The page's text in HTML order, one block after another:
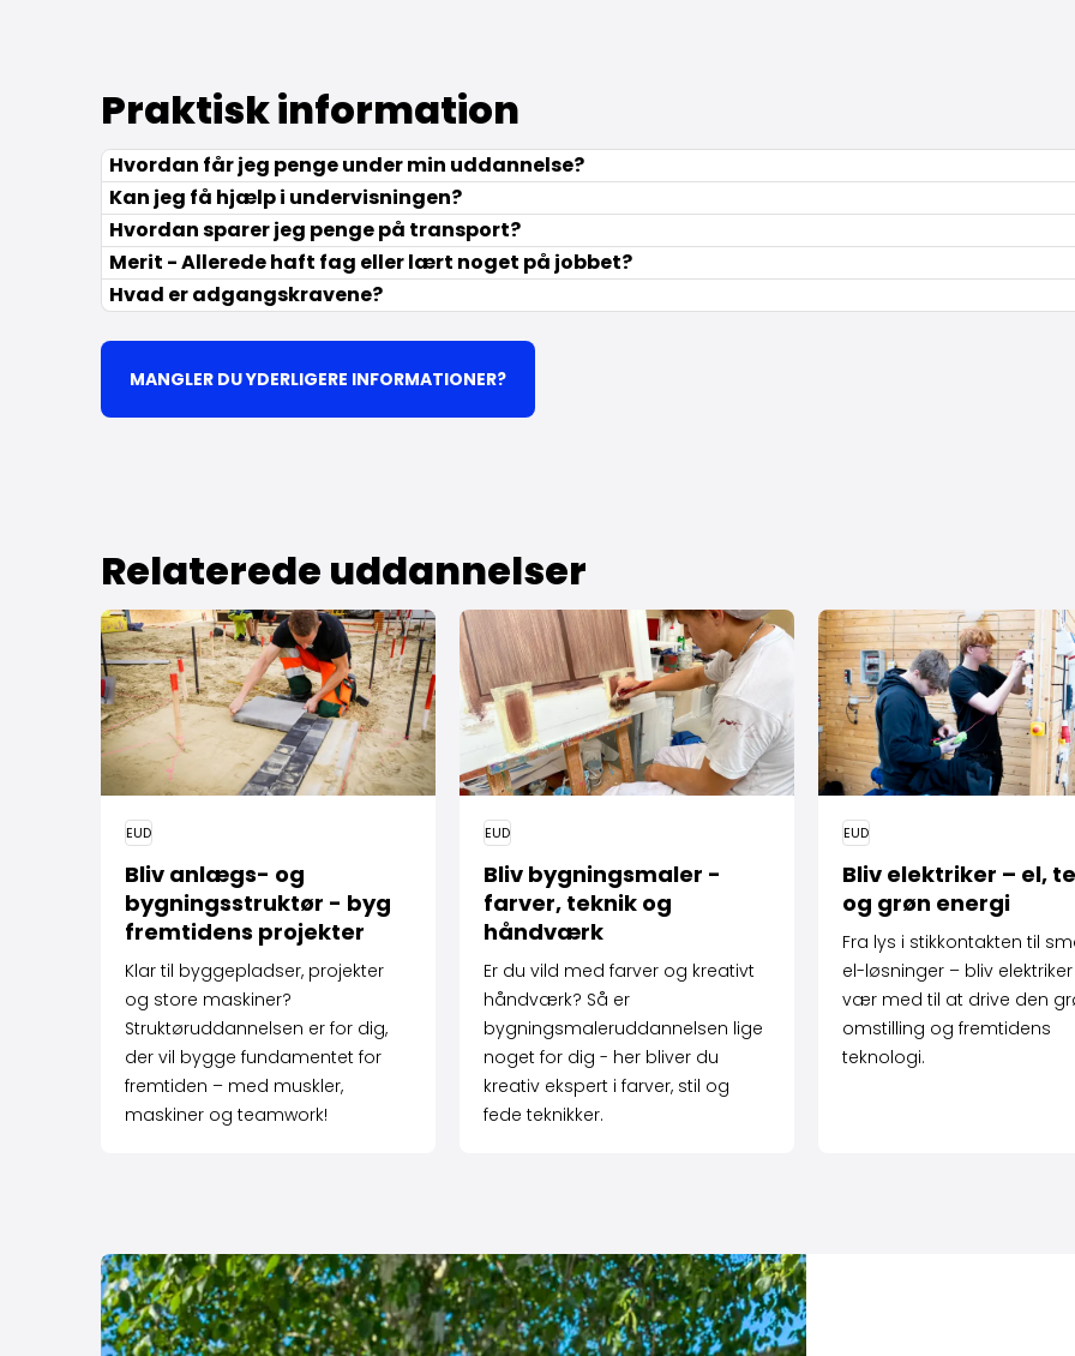
Praktisk information
Hvordan får jeg penge under min uddannelse?
Kan jeg få hjælp i undervisningen?
Hvordan sparer jeg penge på transport?
Merit - Allerede haft fag eller lært noget på jobbet?
Hvad er adgangskravene?
MANGLER DU YDERLIGERE INFORMATIONER?
Relaterede uddannelser
Læs mere om Bliv anlægs- og bygningsstruktør - byg fremtidens projekter
EUD
Bliv anlægs- og
bygningsstruktør - byg
fremtidens projekter
Klar til byggepladser, projekter
og store maskiner?
Struktøruddannelsen er for dig,
der vil bygge fundamentet for
fremtiden – med muskler,
maskiner og teamwork!
Læs mere om Bliv bygnings­maler - farver, teknik og håndværk
EUD
Bliv bygnings­maler -
farver, teknik og
håndværk
Er du vild med farver og kreativt
håndværk? Så er
bygningsmaleruddannelsen lige
noget for dig - her bliver du
kreativ ekspert i farver, stil og
fede teknikker.
Læs mere om Bliv
EUD
Bliv elektriker – el,
og grøn energi
Fra lys i stikkontakten til
el-løsninger – bliv
vær med til at drive den
omstilling og fremtidens
teknologi.
Læs mere om Få vejledning til din fremtid – kontakt en studie­vejleder